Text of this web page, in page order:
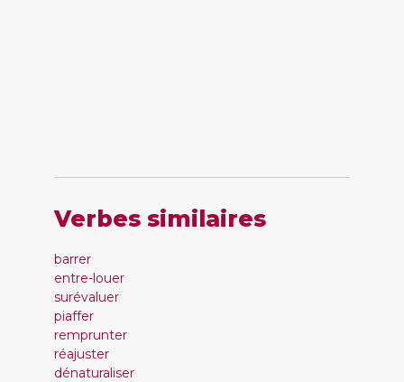
Verbes similaires
barrer
entre-louer
surévaluer
piaffer
remprunter
réajuster
dénaturaliser